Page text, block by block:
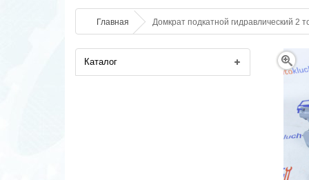
Главная Домкрат подкатной гидравлический 2
Каталог